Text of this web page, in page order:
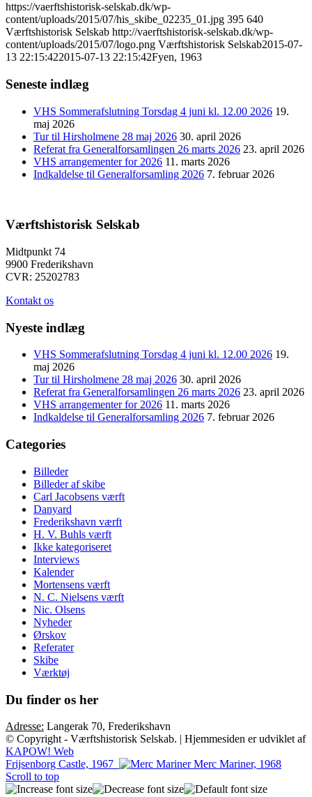
https://vaerftshistorisk-selskab.dk/wp-
content/uploads/2015/07/his_skibe_02235_01.jpg 395 640
Værftshistorisk Selskab http://vaerftshistorisk-selskab.dk/wp-
content/uploads/2015/07/logo.png Værftshistorisk Selskab2015-07-
13 22:15:422015-07-13 22:15:42Fyen, 1963
Seneste indlæg
VHS Sommerafslutning Torsdag 4 juni kl. 12.00 2026 19.
maj 2026
Tur til Hirsholmene 28 maj 2026 30. april 2026
Referat fra Generalforsamlingen 26 marts 2026 23. april 2026
VHS arrangementer for 2026 11. marts 2026
Indkaldelse til Generalforsamling 2026 7. februar 2026
Værftshistorisk Selskab
Midtpunkt 74
9900 Frederikshavn
CVR: 25202783
Kontakt os
Nyeste indlæg
VHS Sommerafslutning Torsdag 4 juni kl. 12.00 2026 19.
maj 2026
Tur til Hirsholmene 28 maj 2026 30. april 2026
Referat fra Generalforsamlingen 26 marts 2026 23. april 2026
VHS arrangementer for 2026 11. marts 2026
Indkaldelse til Generalforsamling 2026 7. februar 2026
Categories
Billeder
Billeder af skibe
Carl Jacobsens værft
Danyard
Frederikshavn værft
H. V. Buhls værft
Ikke kategoriseret
Interviews
Kalender
Mortensens værft
N. C. Nielsens værft
Nic. Olsens
Nyheder
Ørskov
Referater
Skibe
Værktøj
Du finder os her
Adresse: Langerak 70, Frederikshavn
© Copyright - Værftshistorisk Selskab. | Hjemmesiden er udviklet af
KAPOW! Web
Frijsenborg Castle, 1967
Merc Mariner, 1968
Scroll to top